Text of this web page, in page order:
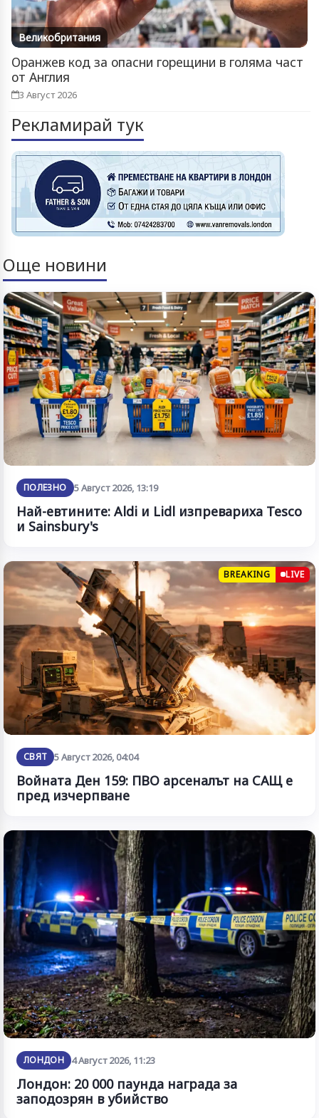
Великобритания
Оранжев код за опасни горещини в голяма част
от Англия
3 Август 2026
Рекламирай тук
Още новини
ПОЛЕЗНО 5 Август 2026, 13:19
Най-евтините: Aldi и Lidl изпревариха Tesco
и Sainsbury's
BREAKING LIVE
СВЯТ 5 Август 2026, 04:04
Войната Ден 159: ПВО арсеналът на САЩ е
пред изчерпване
ЛОНДОН 4 Август 2026, 11:23
Лондон: 20 000 паунда награда за
заподозрян в убийство